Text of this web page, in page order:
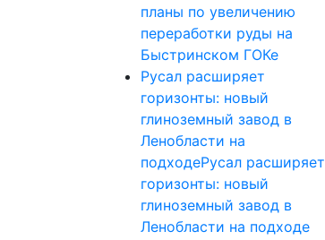
планы по увеличению
переработки руды на
Быстринском ГОКе
Русал расширяет
горизонты: новый
глиноземный завод в
Ленобласти на
подходеРусал расширяет
горизонты: новый
глиноземный завод в
Ленобласти на подходе